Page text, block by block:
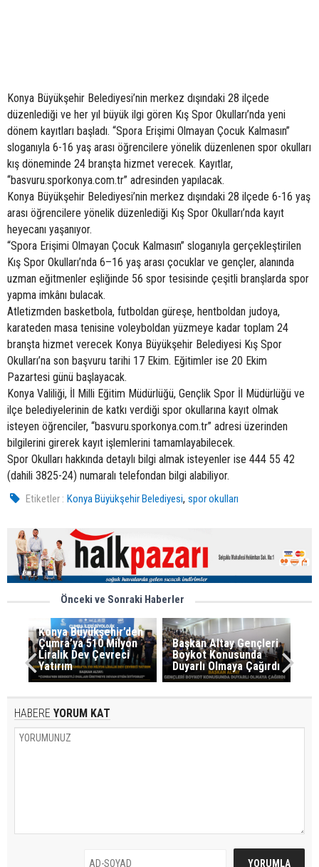
Konya Büyükşehir Belediyesi’nin merkez dışındaki 28 ilçede
düzenlediği ve her yıl büyük ilgi gören Kış Spor Okulları’nda yeni
dönem kayıtları başladı. “Spora Erişimi Olmayan Çocuk Kalmasın”
sloganıyla 6-16 yaş arası öğrencilere yönelik düzenlenen spor okulları
kış döneminde 24 branşta hizmet verecek. Kayıtlar,
“basvuru.sporkonya.com.tr” adresinden yapılacak.
Konya Büyükşehir Belediyesi’nin merkez dışındaki 28 ilçede 6-16 yaş
arası öğrencilere yönelik düzenlediği Kış Spor Okulları’nda kayıt
heyecanı yaşanıyor.
“Spora Erişimi Olmayan Çocuk Kalmasın” sloganıyla gerçekleştirilen
Kış Spor Okulları’nda 6–16 yaş arası çocuklar ve gençler, alanında
uzman eğitmenler eşliğinde 56 spor tesisinde çeşitli branşlarda spor
yapma imkânı bulacak.
Atletizmden basketbola, futboldan güreşe, hentboldan judoya,
karateden masa tenisine voleyboldan yüzmeye kadar toplam 24
branşta hizmet verecek Konya Büyükşehir Belediyesi Kış Spor
Okulları’na son başvuru tarihi 17 Ekim. Eğitimler ise 20 Ekim
Pazartesi günü başlayacak.
Konya Valiliği, İl Milli Eğitim Müdürlüğü, Gençlik Spor İl Müdürlüğü ve
ilçe belediyelerinin de katkı verdiği spor okullarına kayıt olmak
isteyen öğrenciler, “basvuru.sporkonya.com.tr” adresi üzerinden
bilgilerini girerek kayıt işlemlerini tamamlayabilecek.
Spor Okulları hakkında detaylı bilgi almak isteyenler ise 444 55 42
(dahili 3825-24) numaralı telefondan bilgi alabiliyor.
Etiketler : Konya Büyükşehir Belediyesi,spor okulları
Önceki ve Sonraki Haberler
Konya Büyükşehir’den
Çumra’ya 510 Milyon
Liralık Dev Çevreci
Yatırım
Başkan Altay Gençleri
Boykot Konusunda
Duyarlı Olmaya Çağırdı
HABERE YORUM KAT